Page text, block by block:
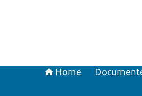
Home